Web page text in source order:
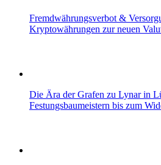
Fremdwährungsverbot &
Kryptowährungen zur neuen
Die Ära der Grafen zu Lynar in
Festungsbaumeistern bis zum